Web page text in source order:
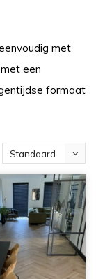
met
een
formaat
Standaard